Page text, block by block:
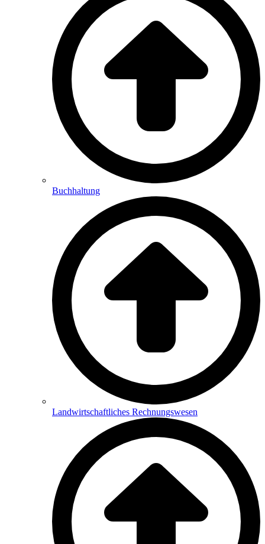
Buchhaltung
Landwirtschaftliches Rechnungswesen